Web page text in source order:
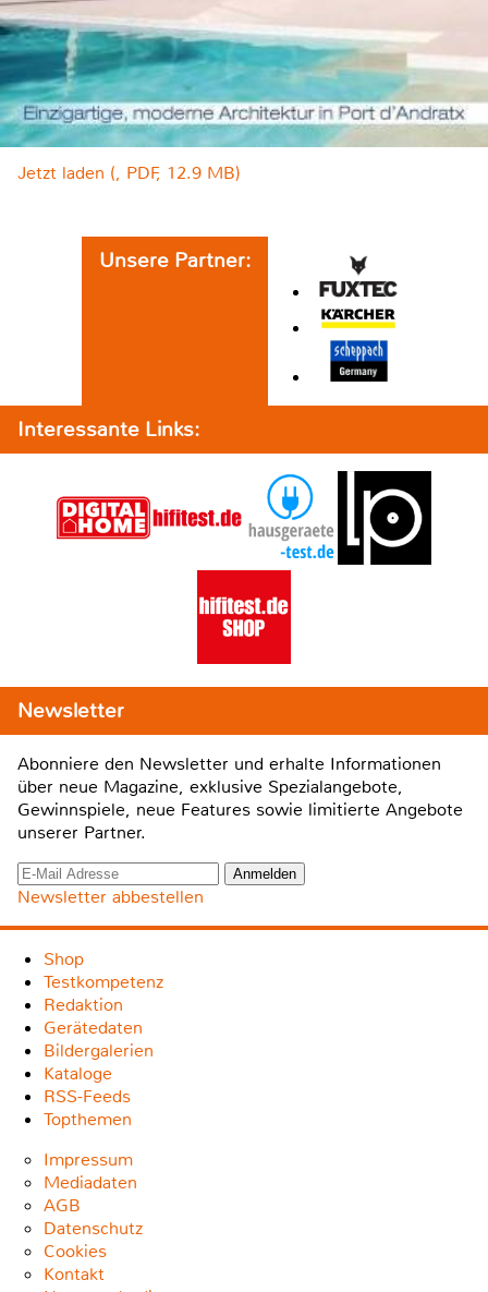
Jetzt laden (, PDF, 12.9 MB)
Unsere Partner:
Interessante Links:
Newsletter
Abonniere den Newsletter und erhalte Informationen
über neue Magazine, exklusive Spezialangebote,
Gewinnspiele, neue Features sowie limitierte Angebote
unserer Partner.
Newsletter abbestellen
Shop
Testkompetenz
Redaktion
Gerätedaten
Bildergalerien
Kataloge
RSS-Feeds
Topthemen
Impressum
Mediadaten
AGB
Datenschutz
Cookies
Kontakt